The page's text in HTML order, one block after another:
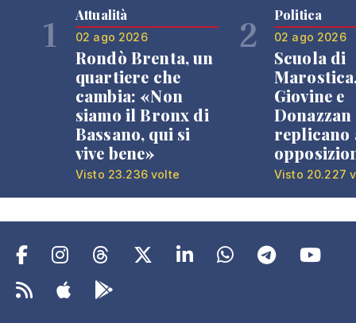
1 Attualità
02 ago 2026
Rondò Brenta, un
quartiere che
cambia: «Non
siamo il Bronx di
Bassano, qui si
vive bene»
Visto 23.236 volte
2 Politica
02 ago 2026
Scuola di
Giovine e
Donazzan
replicano
Visto 20.227